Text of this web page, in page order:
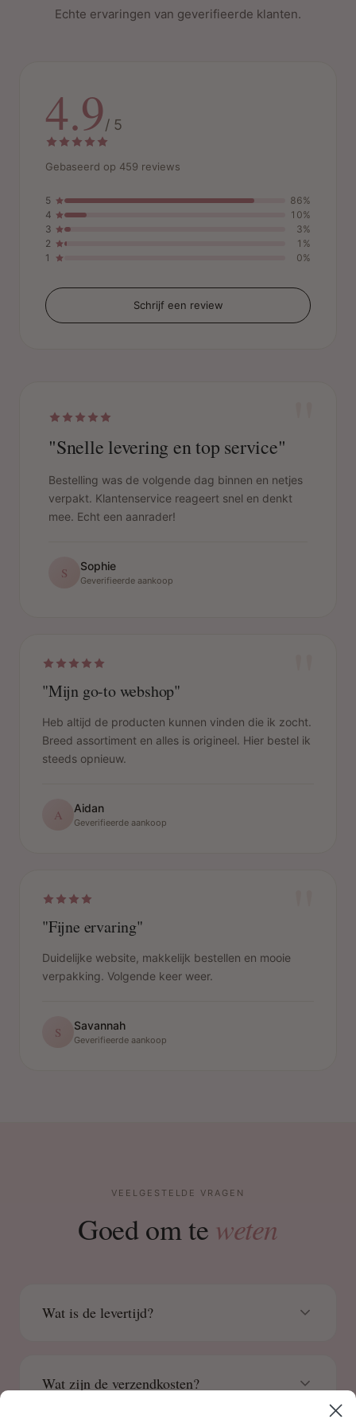
Directions Semi-Permanent Hair Colour!
Echte ervaringen van geverifieerde klanten.
4.9/ 5
Gebaseerd op 459 reviews
5
86%
4
10%
3
3%
2
1%
1
0%
Schrijf een review
"Snelle levering en top service"
Bestelling was de volgende dag binnen en netjes
verpakt. Klantenservice reageert snel en denkt
mee. Echt een aanrader!
S Sophie
Geverifieerde aankoop
"Mijn go-to webshop"
Heb altijd de producten kunnen vinden die ik zocht.
Breed assortiment en alles is origineel. Hier bestel ik
steeds opnieuw.
A Aidan
Geverifieerde aankoop
"Fijne ervaring"
Duidelijke website, makkelijk bestellen en mooie
verpakking. Volgende keer weer.
S Savannah
Geverifieerde aankoop
VEELGESTELDE VRAGEN
Goed om te weten
Wat is de levertijd?
Wat zijn de verzendkosten?